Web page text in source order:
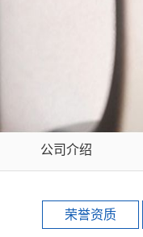
公司介绍
荣誉资质